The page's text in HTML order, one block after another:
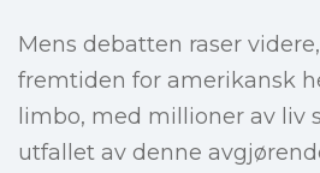
Mens debatten raser
fremtiden for amerikansk
limbo, med millioner av liv
utfallet av denne